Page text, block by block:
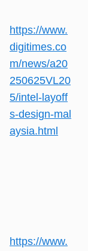
https://www.
digitimes.co
m/news/a20
250625VL20
5/intel-layoff
s-design-mal
aysia.html
https://www.